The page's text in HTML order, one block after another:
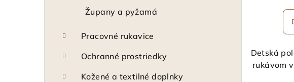
Župany a pyžamá
Pracovné rukavice
Ochranné prostriedky
Kožené a textilné doplnky
v
v
Detská
rukávom